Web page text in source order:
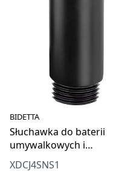
BIDETTA
Słuchawka do baterii
umywalkowych i
bidetowych - bidetta
XDCJ4SNS1